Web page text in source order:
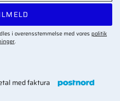
i overensstemmelse med vores politik
.
med faktura